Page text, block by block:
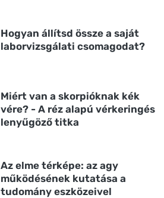
Hogyan állítsd össze a saját
laborvizsgálati csomagodat?
Miért van a skorpióknak kék
vére? - A réz alapú vérkeringés
lenyűgöző titka
Az elme térképe: az agy
működésének kutatása a
tudomány eszközeivel